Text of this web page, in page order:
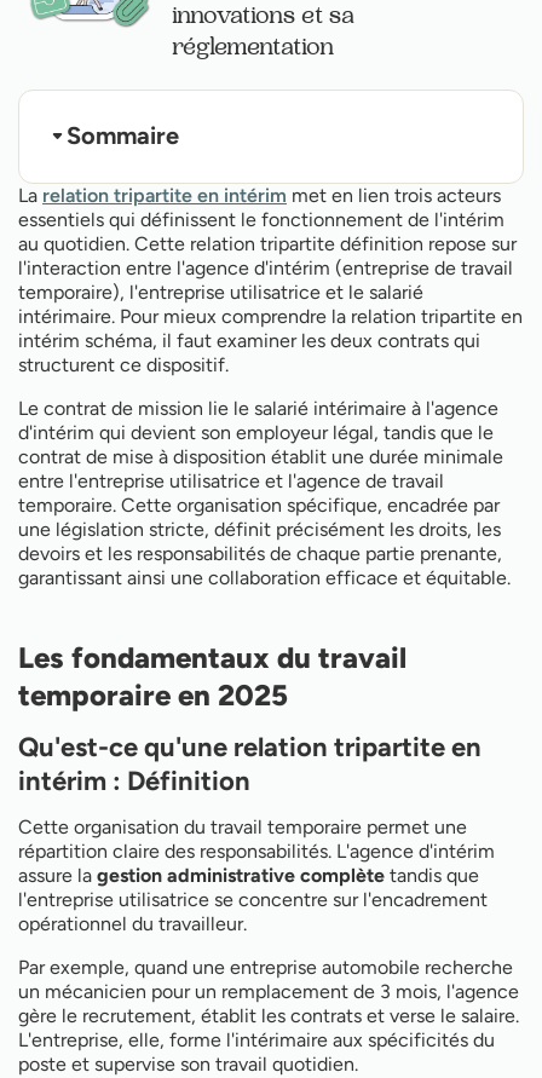
La relation tripartite en intérim met en lien trois acteurs
essentiels qui définissent le fonctionnement de l'intérim
au quotidien. Cette relation tripartite définition repose sur
l'interaction entre l'agence d'intérim (entreprise de travail
temporaire), l'entreprise utilisatrice et le salarié
intérimaire. Pour mieux comprendre la relation tripartite en
intérim schéma, il faut examiner les deux contrats qui
structurent ce dispositif.
Le contrat de mission lie le salarié intérimaire à l'agence
d'intérim qui devient son employeur légal, tandis que le
contrat de mise à disposition établit une durée minimale
entre l'entreprise utilisatrice et l'agence de travail
temporaire. Cette organisation spécifique, encadrée par
une législation stricte, définit précisément les droits, les
devoirs et les responsabilités de chaque partie prenante,
garantissant ainsi une collaboration efficace et équitable.
Les fondamentaux du travail
temporaire en 2025
Qu'est-ce qu'une relation tripartite en
intérim : Définition
Cette organisation du travail temporaire permet une
répartition claire des responsabilités. L'agence d'intérim
assure la gestion administrative complète tandis que
l'entreprise utilisatrice se concentre sur l'encadrement
opérationnel du travailleur.
Par exemple, quand une entreprise automobile recherche
un mécanicien pour un remplacement de 3 mois, l'agence
gère le recrutement, établit les contrats et verse le salaire.
L'entreprise, elle, forme l'intérimaire aux spécificités du
poste et supervise son travail quotidien.
innovations et sa
réglementation
Sommaire
Les fondamentaux du travail temporaire en 2025
Le contrat de travail temporaire : aspects
juridiques
Délai embaucher intérimaire
Rôles et engagements de l'agence d'intérim
L'entreprise utilisatrice : droits et devoirs
Le statut particulier de l'intérimaire
L'intérim dans le secteur public et privé
Les avantages de la relation tripartite